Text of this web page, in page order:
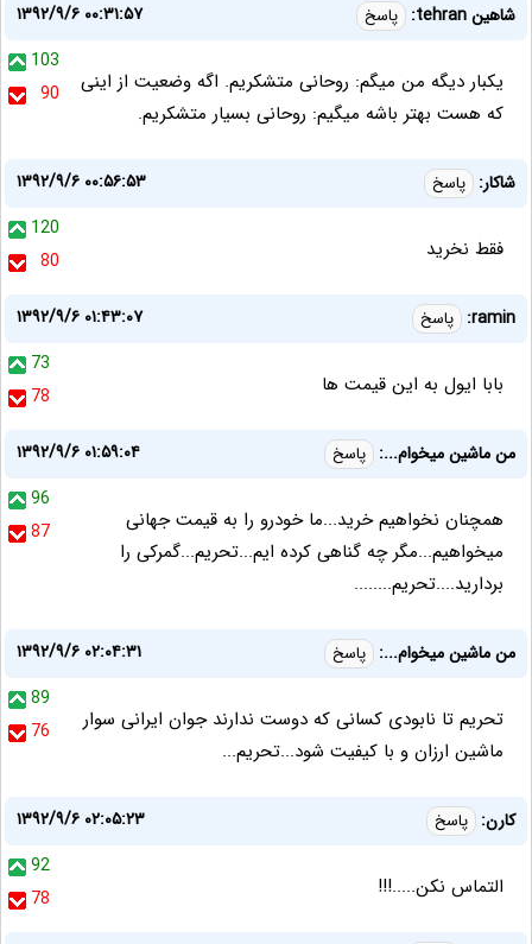
شاهین tehran: پاسخ
۱۳۹۲/۹/۶ ۰۰:۳۱:۵۷
103
90
یکبار دیگه من میگم: روحانی متشکریم. اگه وضعیت از اینی
که هست بهتر باشه میگیم: روحانی بسیار متشکریم.
شاکار: پاسخ
۱۳۹۲/۹/۶ ۰۰:۵۶:۵۳
120
80
فقط نخرید
ramin: پاسخ
۱۳۹۲/۹/۶ ۰۱:۴۳:۰۷
73
78
بابا ایول به این قیمت ها
من ماشین میخوام...: پاسخ
۱۳۹۲/۹/۶ ۰۱:۵۹:۰۴
96
87
همچنان نخواهیم خرید...ما خودرو را به قیمت جهانی
میخواهیم...مگر چه گناهی کرده ایم...تحریم...گمرکی را
بردارید....تحریم........
من ماشین میخوام...: پاسخ
۱۳۹۲/۹/۶ ۰۲:۰۴:۳۱
89
76
تحریم تا نابودی کسانی که دوست ندارند جوان ایرانی سوار
ماشین ارزان و با کیفیت شود...تحریم...
کارن: پاسخ
۱۳۹۲/۹/۶ ۰۲:۰۵:۲۳
92
78
التماس نکن.....!!!